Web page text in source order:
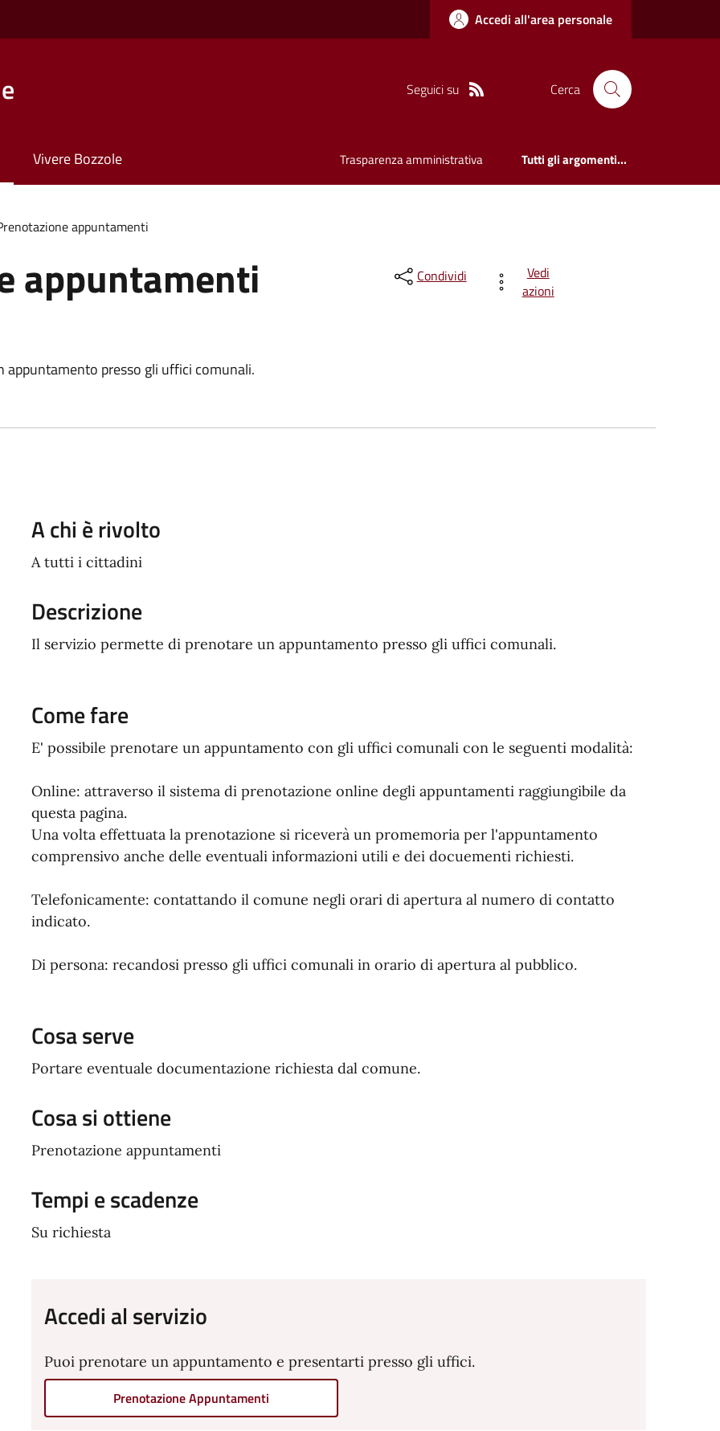
Accedi all'area personale
Seguici su Cerca
Vivere Bozzole Trasparenza amministrativa Tutti gli argomenti...
appuntamenti
appuntamenti
appuntamento presso gli uffici comunali.
Condividi
Vedi
azioni
A chi è rivolto
A tutti i cittadini
Descrizione
Il servizio permette di prenotare un appuntamento presso gli uffici comunali.
Come fare
E' possibile prenotare un appuntamento con gli uffici comunali con le seguenti modalità:
Online: attraverso il sistema di prenotazione online degli appuntamenti raggiungibile da
questa pagina.
Una volta effettuata la prenotazione si riceverà un promemoria per l'appuntamento
comprensivo anche delle eventuali informazioni utili e dei docuementi richiesti.
Telefonicamente: contattando il comune negli orari di apertura al numero di contatto
indicato.
Di persona: recandosi presso gli uffici comunali in orario di apertura al pubblico.
Cosa serve
Portare eventuale documentazione richiesta dal comune.
Cosa si ottiene
Prenotazione appuntamenti
Tempi e scadenze
Su richiesta
Accedi al servizio
Puoi prenotare un appuntamento e presentarti presso gli uffici.
Prenotazione Appuntamenti